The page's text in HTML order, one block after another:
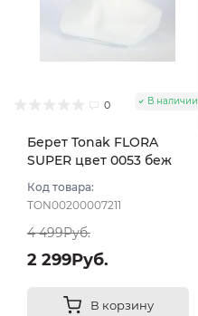
0 В наличии
Берет Tonak FLORA
SUPER цвет 0053 беж
Код товара:
TON00200007211
4 499Руб.
2 299Руб.
В корзину